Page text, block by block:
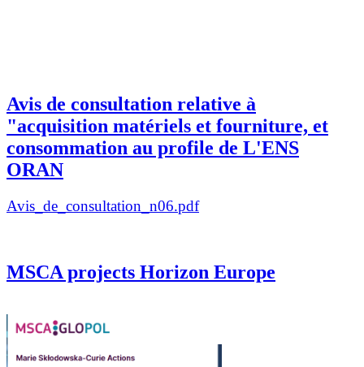
Avis de consultation relative à
"acquisition matériels et fourniture, et
consommation au profile de L'ENS
ORAN
Avis_de_consultation_n06.pdf
MSCA projects Horizon Europe